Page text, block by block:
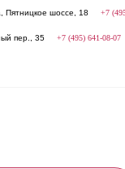
Пятницкое шоссе, 18 +7
пер., 35 +7 (495) 641-08-07